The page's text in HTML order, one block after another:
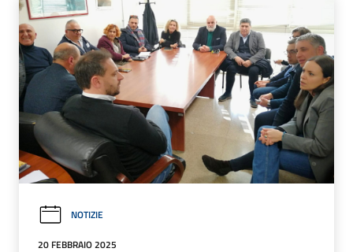
NOTIZIE
20 FEBBRAIO 2025